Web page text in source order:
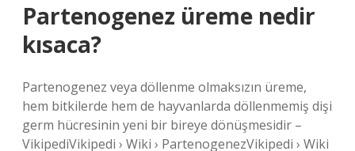
Partenogenez üreme nedir
kısaca?
Partenogenez veya döllenme olmaksızın üreme,
hem bitkilerde hem de hayvanlarda döllenmemiş dişi
germ hücresinin yeni bir bireye dönüşmesidir –
VikipediVikipedi › Wiki › PartenogenezVikipedi › Wiki